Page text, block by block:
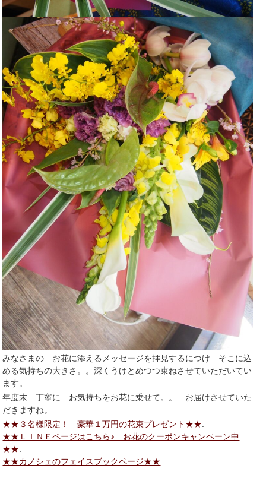
みなさまの お花に添えるメッセージを拝見するにつけ そこに込
める気持ちの大きさ。。深くうけとめつつ束ねさせていただいてい
ます。
年度末 丁寧に お気持ちをお花に乗せて。。 お届けさせていた
だきますね。
★★３名様限定！ 豪華１万円の花束プレゼント★★
★★ＬＩＮＥページはこちら♪ お花のクーポンキャンペーン中
★★
★★カノシェのフェイスブックページ★★